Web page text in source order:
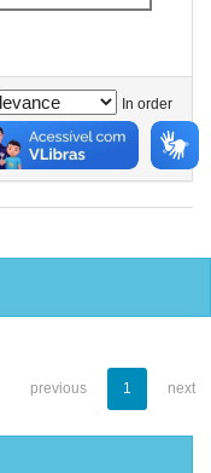
In order
previous 1 next